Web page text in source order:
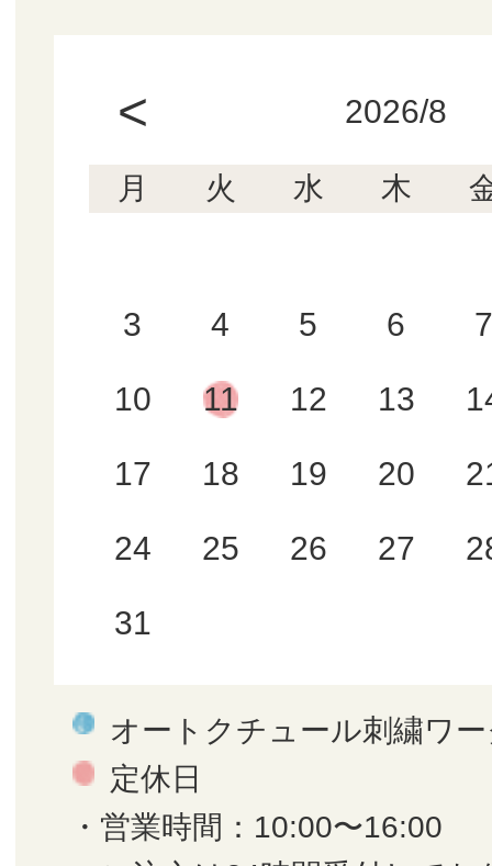
< 2026/8
月 火 水 木
3 4 5 6 7
10 11 12 13
17 18 19 20
24 25 26 27
31
オートクチュール刺繍ワ
定休日
・営業時間：10:00〜16:00